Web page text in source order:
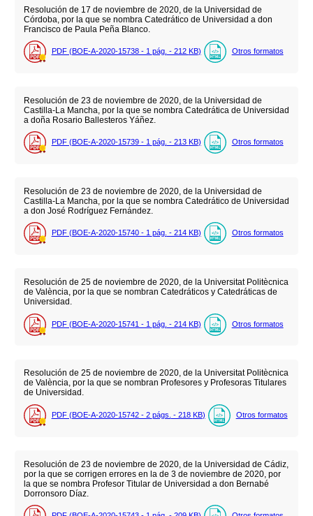
Resolución de 17 de noviembre de 2020, de la Universidad de
Córdoba, por la que se nombra Catedrático de Universidad a don
Francisco de Paula Peña Blanco.
PDF (BOE-A-2020-15738 - 1 pág. - 212 KB) Otros formatos
Resolución de 23 de noviembre de 2020, de la Universidad de
Castilla-La Mancha, por la que se nombra Catedrática de Universidad
a doña Rosario Ballesteros Yáñez.
PDF (BOE-A-2020-15739 - 1 pág. - 213 KB) Otros formatos
Resolución de 23 de noviembre de 2020, de la Universidad de
Castilla-La Mancha, por la que se nombra Catedrático de Universidad
a don José Rodríguez Fernández.
PDF (BOE-A-2020-15740 - 1 pág. - 214 KB) Otros formatos
Resolución de 25 de noviembre de 2020, de la Universitat Politècnica
de València, por la que se nombran Catedráticos y Catedráticas de
Universidad.
PDF (BOE-A-2020-15741 - 1 pág. - 214 KB) Otros formatos
Resolución de 25 de noviembre de 2020, de la Universitat Politècnica
de València, por la que se nombran Profesores y Profesoras Titulares
de Universidad.
PDF (BOE-A-2020-15742 - 2 págs. - 218 KB) Otros formatos
Resolución de 23 de noviembre de 2020, de la Universidad de Cádiz,
por la que se corrigen errores en la de 3 de noviembre de 2020, por
la que se nombra Profesor Titular de Universidad a don Bernabé
Dorronsoro Díaz.